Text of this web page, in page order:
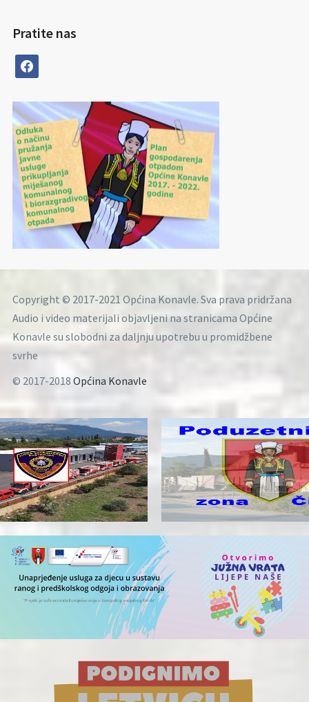
Pratite nas
facebook
Copyright © 2017-2021 Općina Konavle. Sva prava pridržana
Audio i video materijali objavljeni na stranicama Općine
Konavle su slobodni za daljnju upotrebu u promidžbene
svrhe
© 2017-2018 Općina Konavle